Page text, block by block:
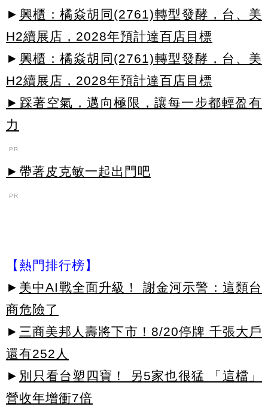
► 興櫃：橘焱胡同(2761)轉型發酵，台、美
H2續展店，2028年預計達百店目標
► 興櫃：橘焱胡同(2761)轉型發酵，台、美
H2續展店，2028年預計達百店目標
►踩著空氣，邁向極限，讓每一步都輕盈有
力
PR
►帶著皮克敏一起出門吧
PR
【熱門排行榜】
► 美中AI戰全面升級！ 謝金河示警：這類台
商危險了
► 三商美邦人壽將下市！8/20停牌 千張大戶
還有252人
► 別只看台塑四寶！ 另5家也很猛 「這檔」
營收年增衝7倍